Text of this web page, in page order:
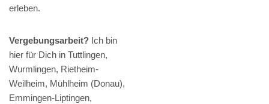
erleben.
Vergebungsarbeit? Ich bin
hier für Dich in Tuttlingen,
Wurmlingen, Rietheim-
Weilheim, Mühlheim (Donau),
Emmingen-Liptingen,